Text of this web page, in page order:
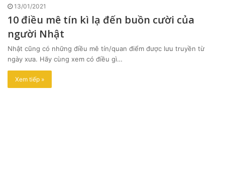
13/01/2021
10 điều mê tín kì lạ đến buồn cười của
người Nhật
Nhật cũng có những điều mê tín/quan điểm được lưu truyền từ
ngày xưa. Hãy cùng xem có điều gì…
Xem tiếp »